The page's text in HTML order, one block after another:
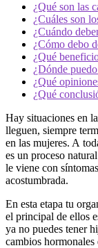
¿Qué son las
¿Cuáles son
¿Cuándo
¿Cómo debo
¿Qué
¿Dónde
¿Qué
¿Qué
Hay situaciones en
lleguen, siempre
en las mujeres. A
es un proceso
le viene con
acostumbrada.
En esta etapa tu
el principal de ellos
ya no puedes tener
cambios